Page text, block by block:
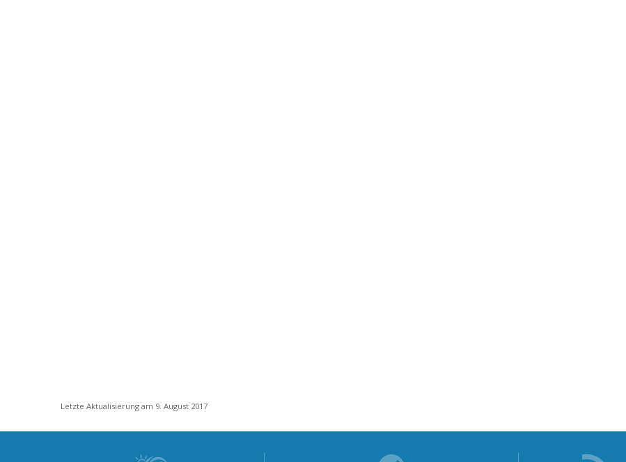
Letzte Aktualisierung am 9. August 2017